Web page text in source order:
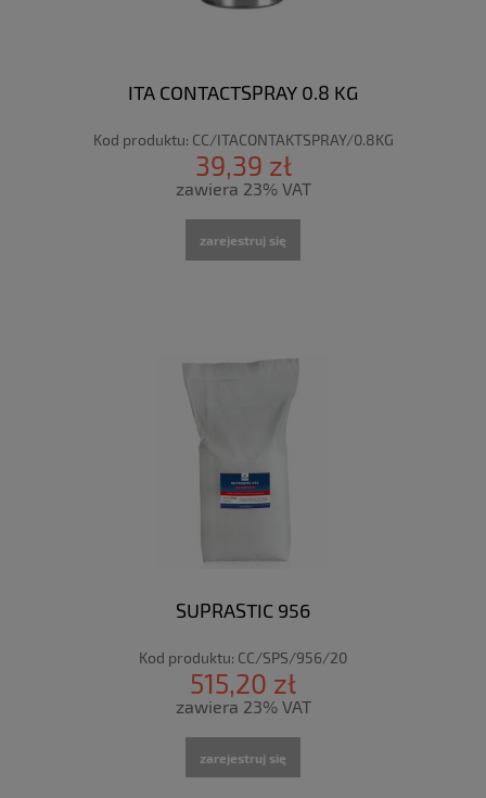
ITA CONTACTSPRAY 0.8 KG
Kod produktu: CC/ITACONTAKTSPRAY/0.8KG
39,39 zł
zawiera 23% VAT
zarejestruj się
SUPRASTIC 956
Kod produktu: CC/SPS/956/20
515,20 zł
zawiera 23% VAT
zarejestruj się